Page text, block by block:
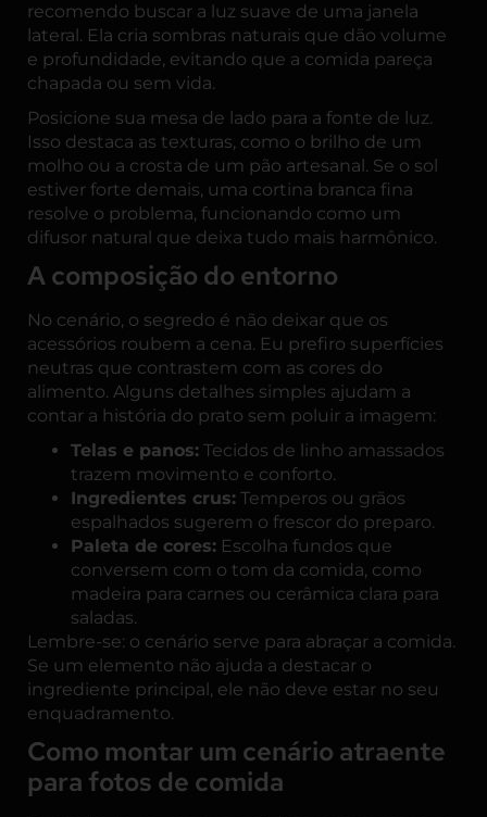
recomendo buscar a luz suave de uma janela
lateral. Ela cria sombras naturais que dão volume
e profundidade, evitando que a comida pareça
chapada ou sem vida.
Posicione sua mesa de lado para a fonte de luz.
Isso destaca as texturas, como o brilho de um
molho ou a crosta de um pão artesanal. Se o sol
estiver forte demais, uma cortina branca fina
resolve o problema, funcionando como um
difusor natural que deixa tudo mais harmônico.
A composição do entorno
No cenário, o segredo é não deixar que os
acessórios roubem a cena. Eu prefiro superfícies
neutras que contrastem com as cores do
alimento. Alguns detalhes simples ajudam a
contar a história do prato sem poluir a imagem:
Telas e panos: Tecidos de linho amassados
trazem movimento e conforto.
Ingredientes crus: Temperos ou grãos
espalhados sugerem o frescor do preparo.
Paleta de cores: Escolha fundos que
conversem com o tom da comida, como
madeira para carnes ou cerâmica clara para
saladas.
Lembre-se: o cenário serve para abraçar a comida.
Se um elemento não ajuda a destacar o
ingrediente principal, ele não deve estar no seu
enquadramento.
Como montar um cenário atraente
para fotos de comida